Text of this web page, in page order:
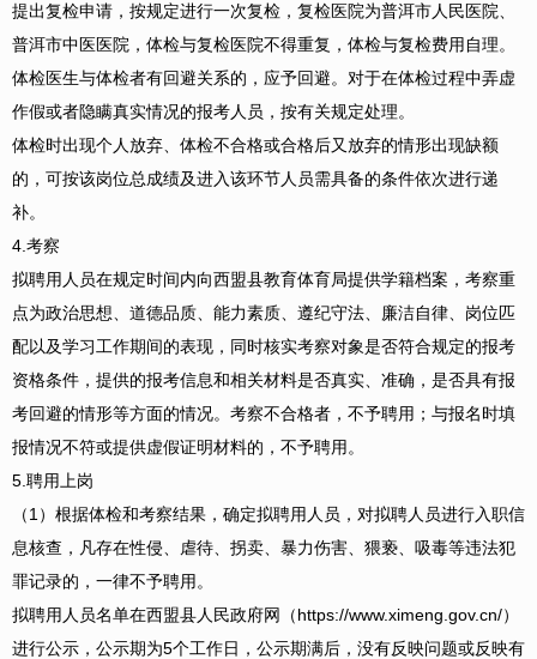
提出复检申请，按规定进行一次复检，复检医院为普洱市人民医院、
普洱市中医医院，体检与复检医院不得重复，体检与复检费用自理。
体检医生与体检者有回避关系的，应予回避。对于在体检过程中弄虚
作假或者隐瞒真实情况的报考人员，按有关规定处理。
体检时出现个人放弃、体检不合格或合格后又放弃的情形出现缺额
的，可按该岗位总成绩及进入该环节人员需具备的条件依次进行递
补。
4.考察
拟聘用人员在规定时间内向西盟县教育体育局提供学籍档案，考察重
点为政治思想、道德品质、能力素质、遵纪守法、廉洁自律、岗位匹
配以及学习工作期间的表现，同时核实考察对象是否符合规定的报考
资格条件，提供的报考信息和相关材料是否真实、准确，是否具有报
考回避的情形等方面的情况。考察不合格者，不予聘用；与报名时填
报情况不符或提供虚假证明材料的，不予聘用。
5.聘用上岗
（1）根据体检和考察结果，确定拟聘用人员，对拟聘人员进行入职信
息核查，凡存在性侵、虐待、拐卖、暴力伤害、猥亵、吸毒等违法犯
罪记录的，一律不予聘用。
拟聘用人员名单在西盟县人民政府网（https://www.ximeng.gov.cn/）
进行公示，公示期为5个工作日，公示期满后，没有反映问题或反映有